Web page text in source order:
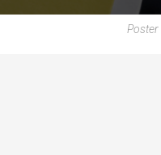
Poster